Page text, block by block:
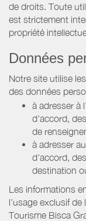
de droits. Toute
est strictement
propriété
Données
Notre site utilise
des données
à adresser à
d'accord,
de
à adresser
d'accord,
destination
Les informations
l’usage exclusif
Tourisme Bisca